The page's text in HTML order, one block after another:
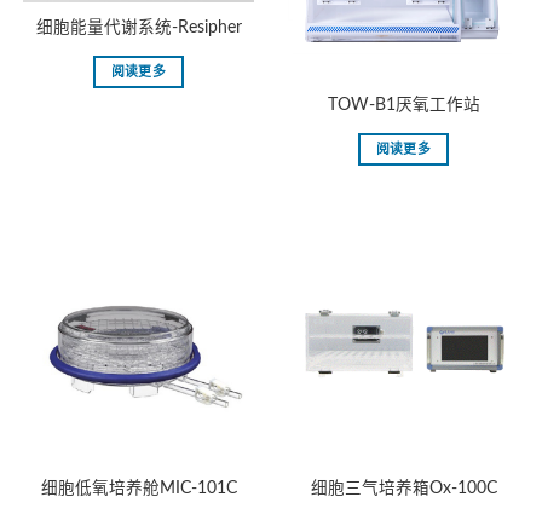
细胞能量代谢系统-Resipher
阅读更多
TOW-B1厌氧工作站
阅读更多
细胞低氧培养舱MIC-101C 细胞三气培养箱Ox-100C